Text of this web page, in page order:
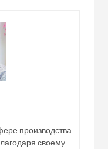
производства
своему